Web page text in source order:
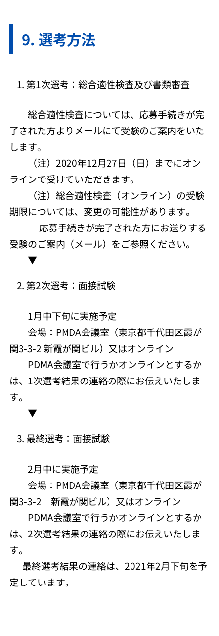
選考方法
第1次選考：総合適性検査及び書類審査
総合適性検査については、応募手続きが完
了された方よりメールにて受験のご案内をいた
します。
（注）2020年12月27日（日）までにオン
ラインで受けていただきます。
（注）総合適性検査（オンライン）の受験
期限については、変更の可能性があります。
応募手続きが完了された方にお送りする
受験のご案内（メール）をご参照ください。
▼
第2次選考：面接試験
1月中下旬に実施予定
会場：PMDA会議室（東京都千代田区霞が
関3-3-2 新霞が関ビル）又はオンライン
PDMA会議室で行うかオンラインとするか
は、1次選考結果の連絡の際にお伝えいたしま
す。
▼
最終選考：面接試験
2月中に実施予定
会場：PMDA会議室（東京都千代田区霞が
関3-3-2 新霞が関ビル）又はオンライン
PDMA会議室で行うかオンラインとするか
は、2次選考結果の連絡の際にお伝えいたしま
す。
最終選考結果の連絡は、2021年2月下旬を予
定しています。